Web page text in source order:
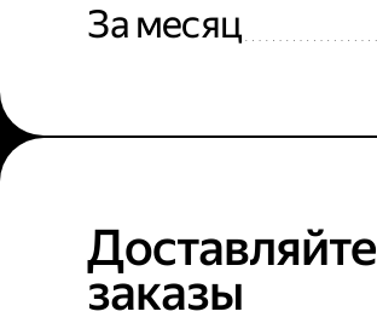
За месяц
Доставляйте
заказы